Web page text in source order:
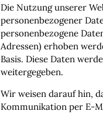
Die Nutzung unserer
personenbezogener
personenbezogene
Adressen) erhoben
Basis. Diese Daten
weitergegeben.
Wir weisen darauf hin,
Kommunikation per E-